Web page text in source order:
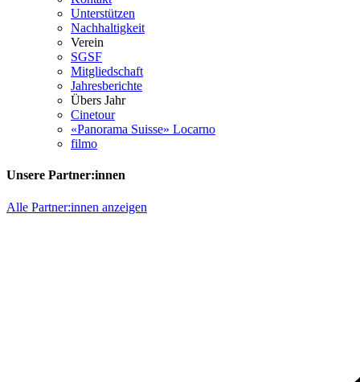
Unterstützen
Nachhaltigkeit
Verein
SGSF
Mitgliedschaft
Jahresberichte
Übers Jahr
Cinetour
«Panorama Suisse» Locarno
filmo
Unsere Partner:innen
Alle Partner:innen anzeigen